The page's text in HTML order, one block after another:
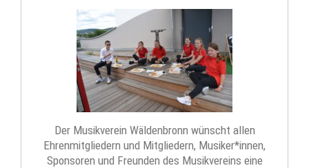
Der Musikverein Wäldenbronn wünscht allen
Ehrenmitgliedern und Mitgliedern, Musiker*innen,
Sponsoren und Freunden des Musikvereins eine